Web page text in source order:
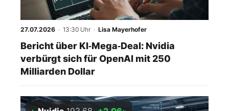
27.07.2026 · 13:30 Uhr · Lisa Mayerhofer
Bericht über KI‑Mega‑Deal: Nvidia
verbürgt sich für OpenAI mit 250
Milliarden Dollar